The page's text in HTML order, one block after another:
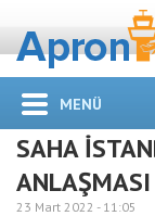
MENÜ
SAHA
23 Mart 2022 - 11:05